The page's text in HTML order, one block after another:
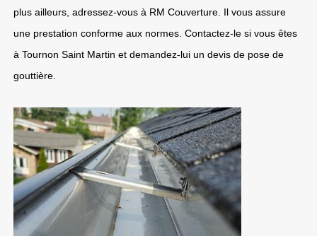
plus ailleurs, adressez-vous à RM Couverture. Il vous assure
une prestation conforme aux normes. Contactez-le si vous êtes
à Tournon Saint Martin et demandez-lui un devis de pose de
gouttière.